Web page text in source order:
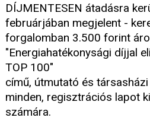
DÍJMENTESEN átadásra
februárjában megjelent -
forgalomban 3.500 forint
"Energiahatékonysági díjjal
TOP 100"
című, útmutató és
minden, regisztrációs lapot
számára.